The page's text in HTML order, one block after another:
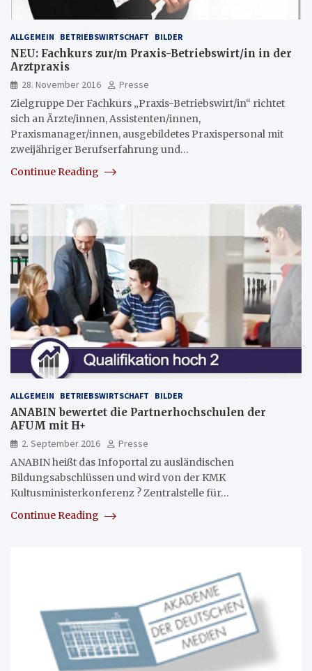
ALLGEMEIN BETRIEBSWIRTSCHAFT BILDER
NEU: Fachkurs zur/m Praxis-Betriebswirt/in in der
Arztpraxis
28. November 2016
Presse
Zielgruppe Der Fachkurs „Praxis-Betriebswirt/in“ richtet
sich an Ärzte/innen, Assistenten/innen,
Praxismanager/innen, ausgebildetes Praxispersonal mit
zweijähriger Berufserfahrung und…
Continue Reading
ALLGEMEIN BETRIEBSWIRTSCHAFT BILDER
ANABIN bewertet die Partnerhochschulen der
AFUM mit H+
2. September 2016
Presse
ANABIN heißt das Infoportal zu ausländischen
Bildungsabschlüssen und wird von der KMK
Kultusministerkonferenz ? Zentralstelle für…
Continue Reading